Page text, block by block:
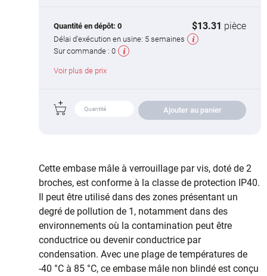
Quantité en dépôt: 0 $13.31 pièce
Délai d'exécution en usine: 5 semaines
Sur commande : 0
Voir plus de prix
Ajouter au panier
Cette embase mâle à verrouillage par vis, doté de 2
broches, est conforme à la classe de protection IP40.
Il peut être utilisé dans des zones présentant un
degré de pollution de 1, notamment dans des
environnements où la contamination peut être
conductrice ou devenir conductrice par
condensation. Avec une plage de températures de
-40 °C à 85 °C, ce embase mâle non blindé est conçu